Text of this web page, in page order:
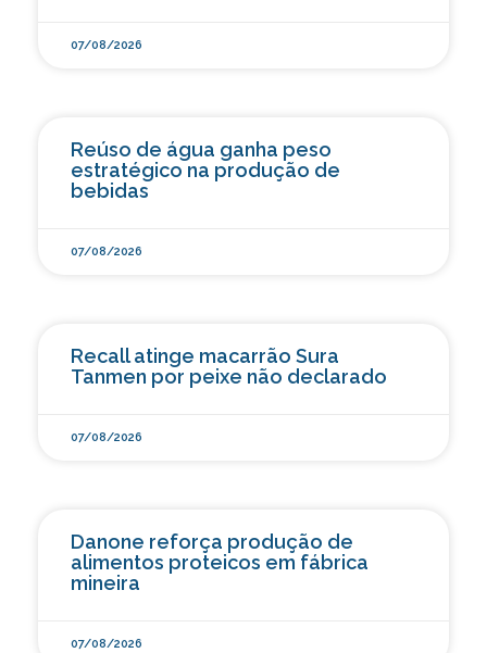
07/08/2026
Reúso de água ganha peso
estratégico na produção de
bebidas
07/08/2026
Recall atinge macarrão Sura
Tanmen por peixe não declarado
07/08/2026
Danone reforça produção de
alimentos proteicos em fábrica
mineira
07/08/2026